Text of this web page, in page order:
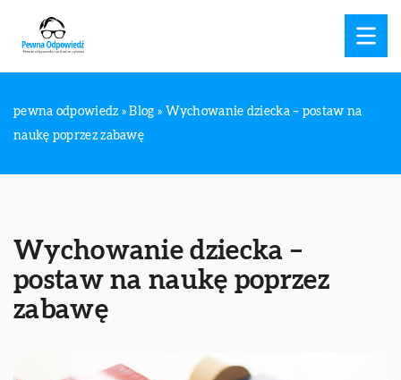
pewna odpowiedz »Blog » Wychowanie dziecka – postaw na
naukę poprzez zabawę
Wychowanie dziecka –
postaw na naukę poprzez
zabawę